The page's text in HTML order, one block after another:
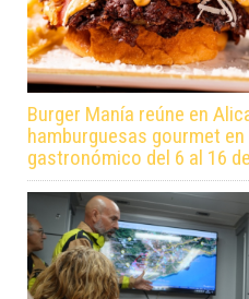
Burger Manía reúne en
hamburguesas gourmet
gastronómico del 6 al 16